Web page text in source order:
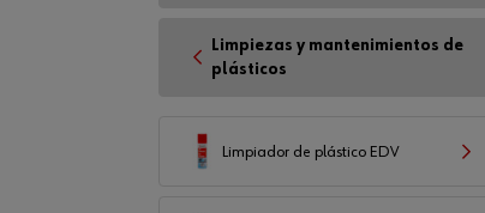
Limpiezas y mantenimientos de
plásticos
Limpiador de plástico EDV